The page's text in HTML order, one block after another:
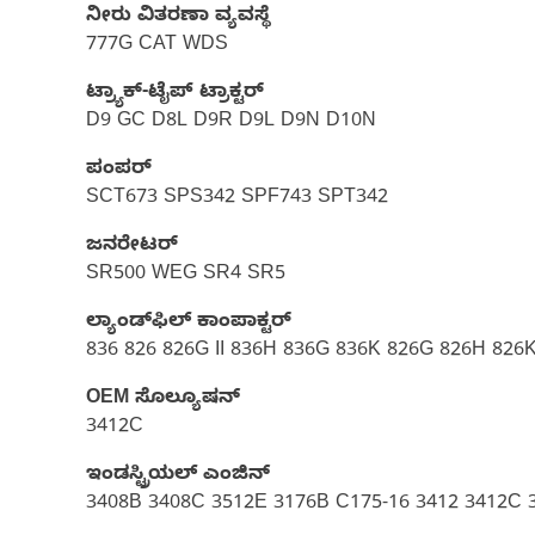
ನೀರು ವಿತರಣಾ ವ್ಯವಸ್ಥೆ
777G CAT WDS
ಟ್ರ್ಯಾಕ್-ಟೈಪ್ ಟ್ರಾಕ್ಟರ್
D9 GC D8L D9R D9L D9N D10N
ಪಂಪರ್‌
SCT673 SPS342 SPF743 SPT342
ಜನರೇಟರ್
SR500 WEG SR4 SR5
ಲ್ಯಾಂಡ್‌ಫಿಲ್‌ ಕಾಂಪಾಕ್ಟರ್
836 826 826G II 836H 836G 836K 826G 826H
OEM ಸೊಲ್ಯೂಷನ್
3412C
ಇಂಡಸ್ಟ್ರಿಯಲ್ ಎಂಜಿನ್
3408B 3408C 3512E 3176B C175-16 3412 3412C